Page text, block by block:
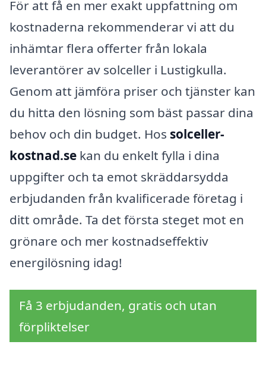
För att få en mer exakt uppfattning om
kostnaderna rekommenderar vi att du
inhämtar flera offerter från lokala
leverantörer av solceller i Lustigkulla.
Genom att jämföra priser och tjänster kan
du hitta den lösning som bäst passar dina
behov och din budget. Hos solceller-
kostnad.se kan du enkelt fylla i dina
uppgifter och ta emot skräddarsydda
erbjudanden från kvalificerade företag i
ditt område. Ta det första steget mot en
grönare och mer kostnadseffektiv
energilösning idag!
Få 3 erbjudanden, gratis och utan
förpliktelser